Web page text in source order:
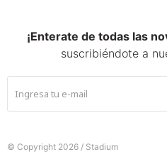
¡Enterate de todas las
suscribiéndote a
© Copyright 2026 / Stadium